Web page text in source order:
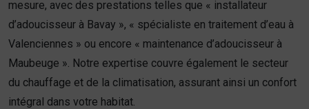
mesure, avec des prestations telles que « installateur
d’adoucisseur à Bavay », « spécialiste en traitement d’eau à
Valenciennes » ou encore « maintenance d’adoucisseur à
Maubeuge ». Notre expertise couvre également le secteur
du chauffage et de la climatisation, assurant ainsi un confort
intégral dans votre habitat.